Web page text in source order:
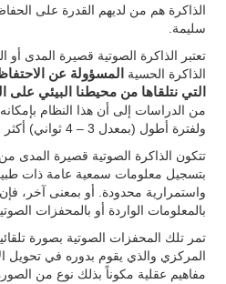
الذاكرة هم من لديهم القدرة على
سليمة.
تعتبر الذاكرة الصوتية قصيرة المدى
الذاكرة الحسية
المسؤولة عن
التي نتلقاها من محيطنا البيئي على
من الدراسات إلى أن هذا النظام
ولفترة أطول (بمعدل 3 – 4 ثواني) أكثر من الذاكرة البصرية.
تتكون الذاكرة الصوتية قصيرة المدى
بتسجيل معلومات سمعية عامة ذات
واستمرارية محدودة. أو بمعنى آخر،
بالمعلومات الواردة أو بالمحفزات
تمر تلك المحفزات الصوتية بصورة
المركزي والذي يقوم بدوره في تحويل
مفاهيم عقلية مكوناً بذلك نوع من